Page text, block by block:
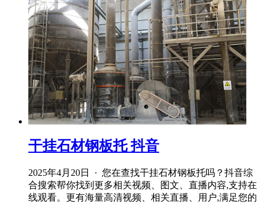
干挂石材钢板托 抖音
2025年4月20日 · 您在查找干挂石材钢板托吗？抖音综
合搜索帮你找到更多相关视频、图文、直播内容,支持在
线观看。更有海量高清视频、相关直播、用户,满足您的